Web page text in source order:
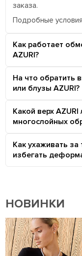
заказа.
Подробные
Как работает
AZURI?
На что обратить
или блузы AZURI?
Какой верх
многослойных
Как ухаживать
избегать
НОВИНКИ